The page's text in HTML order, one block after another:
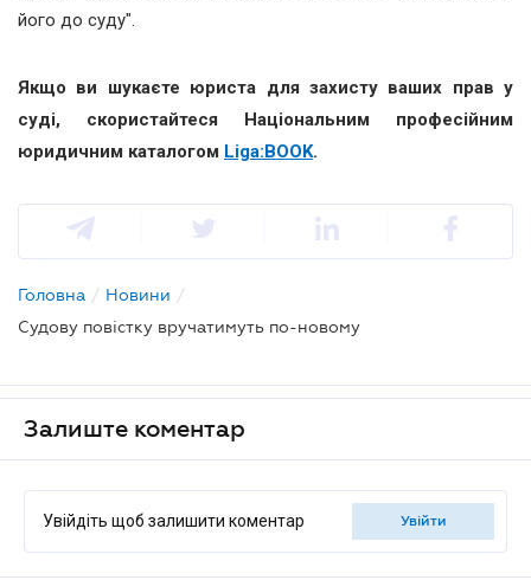
його до суду".
Якщо ви шукаєте юриста для захисту ваших прав у
суді, скористайтеся Національним професійним
юридичним каталогом Liga:BOOK.
Головна / Новини /
Судову повістку вручатимуть по-новому
Залиште коментар
Увійдіть щоб залишити коментар увійти